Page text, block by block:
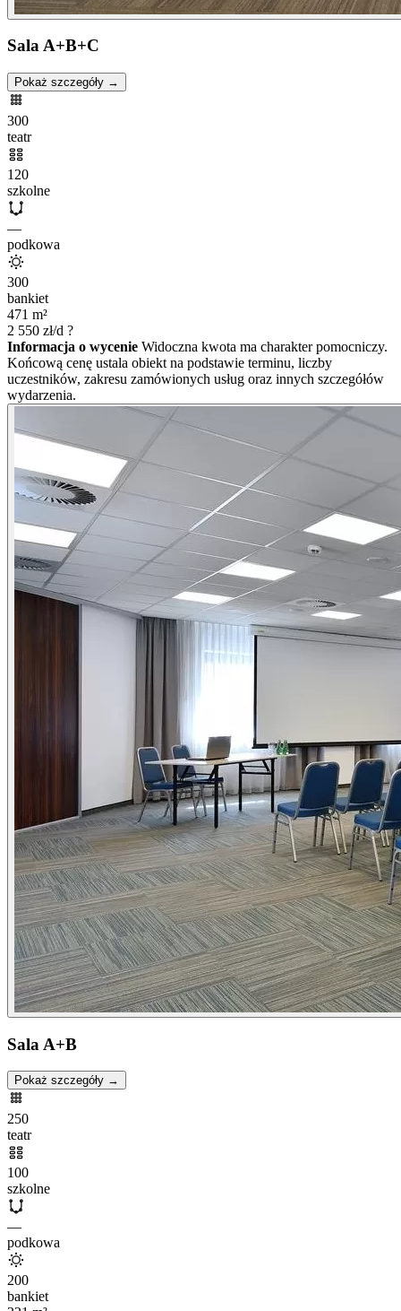
Sala A+B+C
Pokaż szczegóły →
300
teatr
120
szkolne
—
podkowa
300
bankiet
471 m²
2 550 zł/d ?
Informacja o wycenie Widoczna kwota ma charakter pomocniczy.
Końcową cenę ustala obiekt na podstawie terminu, liczby
uczestników, zakresu zamówionych usług oraz innych szczegółów
wydarzenia.
Sala A+B
Pokaż szczegóły →
250
teatr
100
szkolne
—
podkowa
200
bankiet